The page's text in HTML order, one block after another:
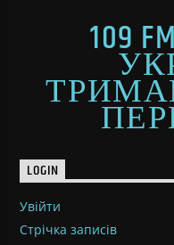
109
LOGIN
Увійти
Стрічка записів